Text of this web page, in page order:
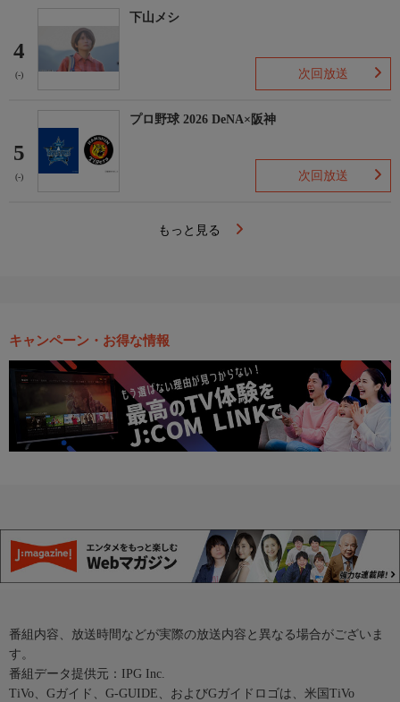
4
(-)
下山メシ
次回放送
5
(-)
プロ野球 2026 DeNA×阪神
次回放送
もっと見る
キャンペーン・お得な情報
番組内容、放送時間などが実際の放送内容と異なる場合がございま
す。
番組データ提供元：IPG Inc.
TiVo、Gガイド、G-GUIDE、およびGガイドロゴは、米国TiVo